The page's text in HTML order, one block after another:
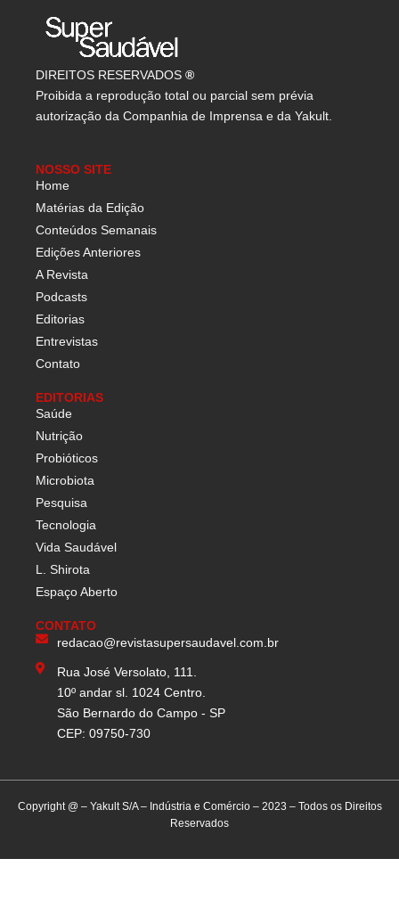
DIREITOS RESERVADOS ®
Proibida a reprodução total ou parcial sem prévia
autorização da Companhia de Imprensa e da Yakult.
NOSSO SITE
Home
Matérias da Edição
Conteúdos Semanais
Edições Anteriores
A Revista
Podcasts
Editorias
Entrevistas
Contato
EDITORIAS
Saúde
Nutrição
Probióticos
Microbiota
Pesquisa
Tecnologia
Vida Saudável
L. Shirota
Espaço Aberto
CONTATO
redacao@revistasupersaudavel.com.br
Rua José Versolato, 111.
10º andar sl. 1024 Centro.
São Bernardo do Campo - SP
CEP: 09750-730
Copyright @ – Yakult S/A – Indústria e Comércio – 2023 – Todos os Direitos
Reservados